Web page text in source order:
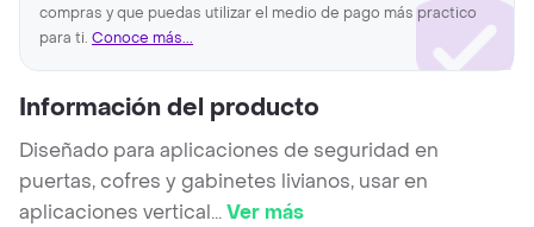
compras y que puedas utilizar el medio de pago más practico
para ti. Conoce más...
Información del producto
Diseñado para aplicaciones de seguridad en
puertas, cofres y gabinetes livianos, usar en
aplicaciones vertical...Ver más